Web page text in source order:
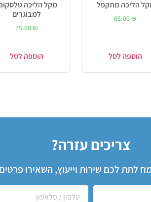
הליכה מתקפל
65.00 ₪
הוספה לסל
מקל הליכה
למבוגרים
75.00 ₪
הוספה לסל
צריכים עזרה?
לתת לכם שירות וייעוץ, השאירו